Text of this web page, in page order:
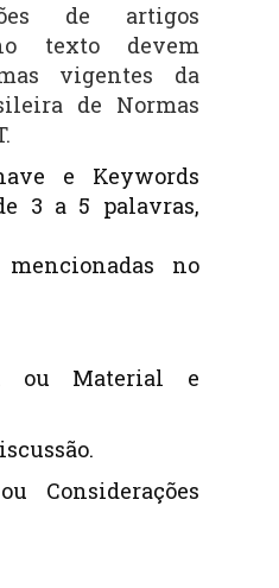
de artigos
texto devem
vigentes da
de Normas
e Keywords
3 a 5 palavras,
mencionadas no
ou Material e
Considerações